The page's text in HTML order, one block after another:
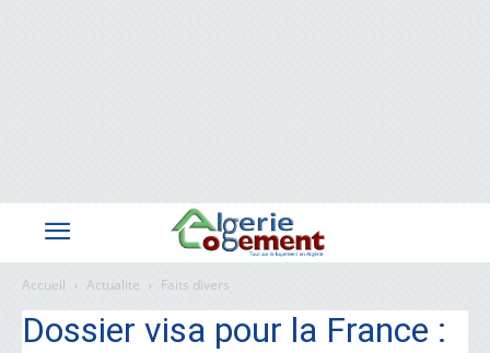
Accueil Actualite Faits divers
Dossier visa pour la France :